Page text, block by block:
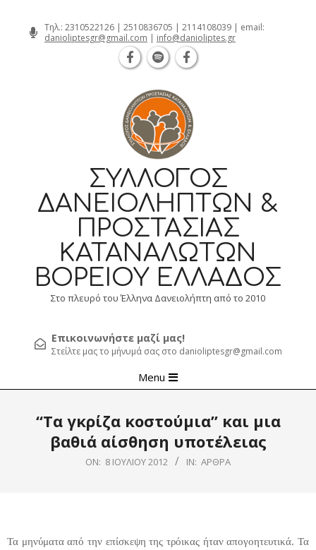
Τηλ.: 2310522126 | 2510836705 | 2114108039 | email:
danioliptesgr@gmail.com | info@danioliptes.gr
ΣΎΛΛΟΓΟΣ
ΔΑΝΕΙΟΛΗΠΤΏΝ &
ΠΡΟΣΤΑΣΊΑΣ
ΚΑΤΑΝΑΛΩΤΏΝ
ΒΟΡΕΊΟΥ ΕΛΛΆΔΟΣ
Στο πλευρό του Έλληνα Δανειολήπτη από το 2010
Επικοινωνήστε μαζί μας!
Στείλτε μας το μήνυμά σας στο danioliptesgr@gmail.com
Navigation
Menu
“Τα γκρίζα κοστούμια” και μια
βαθιά αίσθηση υποτέλειας
ON: 8 ΙΟΥΛΊΟΥ 2012 IN: ΆΡΘΡΑ
Τα μηνύματα από την επίσκεψη της τρόικας ήταν απογοητευτικά. Τα